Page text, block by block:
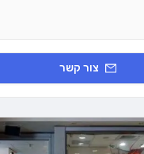
צור קשר